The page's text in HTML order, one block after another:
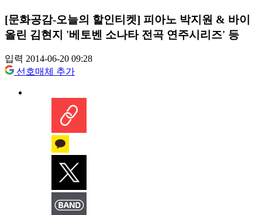
[문화공감-오늘의 할인티켓] 피아노 박지원 & 바이
올린 김현지 '베토벤 소나타 전곡 연주시리즈' 등
입력 2014-06-20 09:28
선호매체 추가